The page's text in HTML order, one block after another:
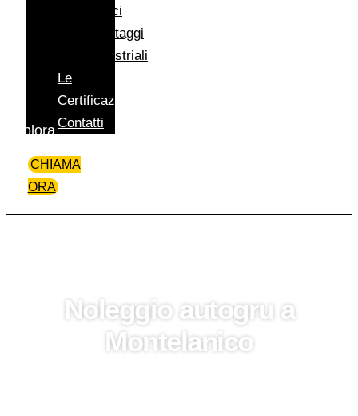
Eolici
Montaggi
Industriali
Le
Certificazioni
Contatti
CHIAMA
ORA
Esplora
Noleggio autogru a
Montelanico